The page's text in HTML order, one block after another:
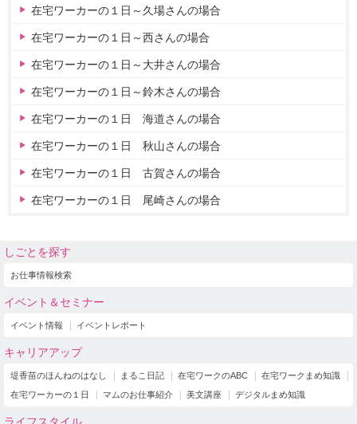
在宅ワーカーの１日～久場さんの場合
在宅ワーカーの１日～西さんの場合
在宅ワーカーの１日～大井さんの場合
在宅ワーカーの１日～鈴木さんの場合
在宅ワーカーの１日 海道さんの場合
在宅ワーカーの１日 秋山さんの場合
在宅ワーカーの１日 古賀さんの場合
在宅ワーカーの１日 尾崎さんの場合
しごとを探す
お仕事情報検索
イベント＆セミナー
イベント情報 イベントレポート
キャリアアップ
堤香苗のほんねのはなし まるこ日記 在宅ワークのABC
在宅ワークまめ知識
在宅ワーカーの１日
マムのお仕事紹介 美文講座 デジタルまめ知識